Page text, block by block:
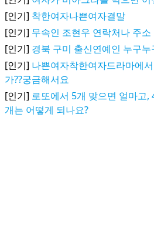
[인기] 착한여자나쁜여자결말
[인기] 무속인 조현우 연락처나 주소
[인기] 경북 구미 출신연예인 누구누
[인기] 나쁜여자착한여자드라마에
가??궁금해서요
[인기] 로또에서 5개 맞으면 얼마고,
개는 어떻게 되나요?